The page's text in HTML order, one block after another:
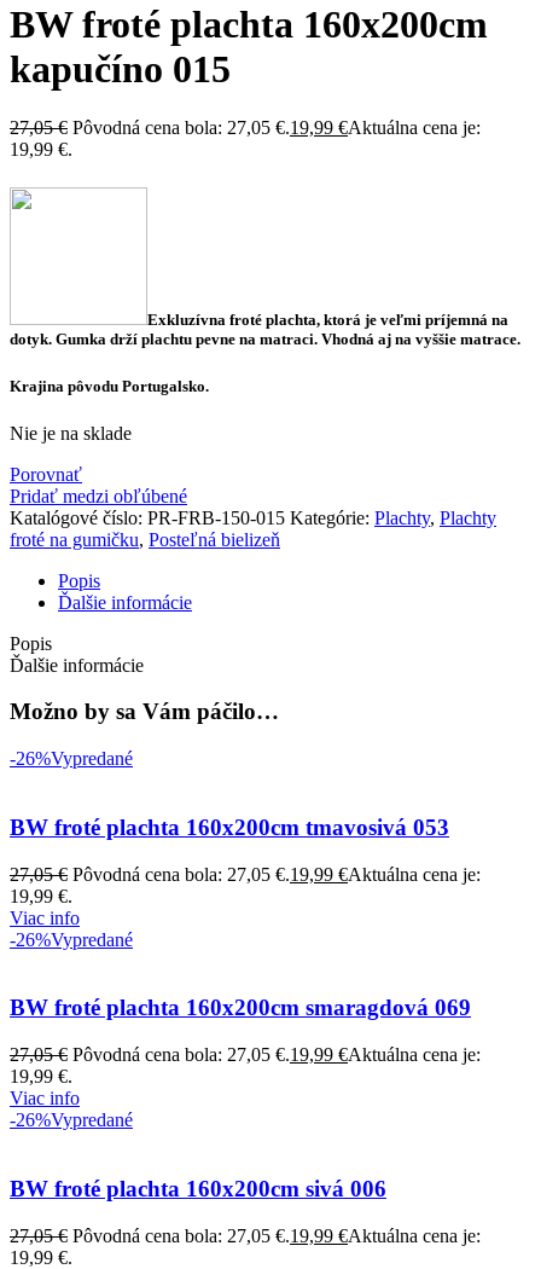
BW froté plachta 160x200cm
kapučíno 015
27,05€ Pôvodná cena bola: 27,05 €.19,99 €Aktuálna cena je:
19,99 €.
Exkluzívna froté plachta, ktorá je veľmi príjemná na
dotyk. Gumka drží plachtu pevne na matraci. Vhodná aj na vyššie matrace.
Krajina pôvodu Portugalsko.
Nie je na sklade
Porovnať
Pridať medzi obľúbené
Katalógové číslo: PR-FRB-150-015 Kategórie: Plachty, Plachty
froté na gumičku, Posteľná bielizeň
Popis
Ďalšie informácie
Popis
Ďalšie informácie
Možno by sa Vám páčilo…
-26%Vypredané
BW froté plachta 160x200cm tmavosivá 053
27,05€ Pôvodná cena bola: 27,05 €.19,99 €Aktuálna cena je:
19,99 €.
Viac info
-26%Vypredané
BW froté plachta 160x200cm smaragdová 069
27,05€ Pôvodná cena bola: 27,05 €.19,99 €Aktuálna cena je:
19,99 €.
Viac info
-26%Vypredané
BW froté plachta 160x200cm sivá 006
27,05€ Pôvodná cena bola: 27,05 €.19,99 €Aktuálna cena je:
19,99 €.